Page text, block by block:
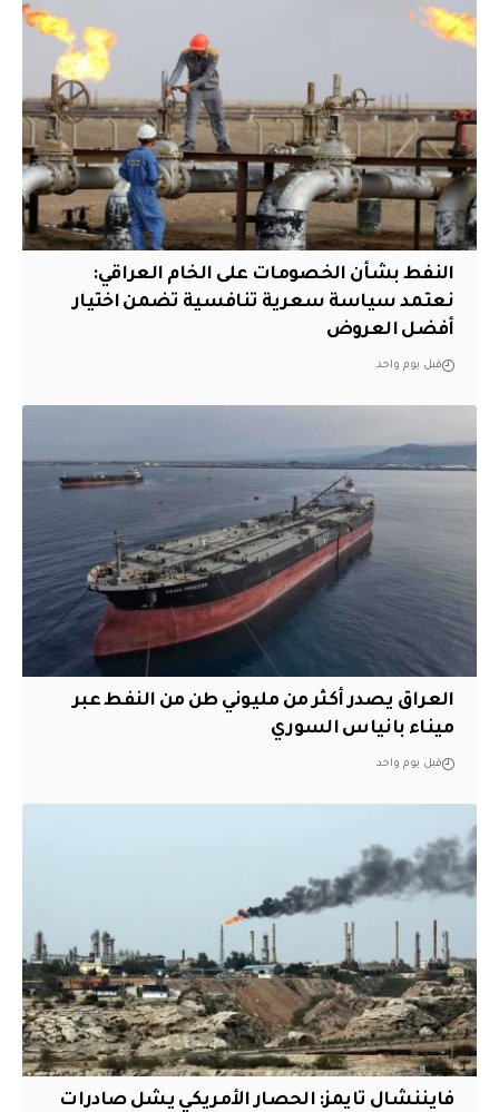
النفط بشأن الخصومات على الخام العراقي:
نعتمد سياسة سعرية تنافسية تضمن اختيار
أفضل العروض
قبل يوم واحد
العراق يصدر أكثر من مليوني طن من النفط عبر
ميناء بانياس السوري
قبل يوم واحد
فايننشال تايمز: الحصار الأمريكي يشل صادرات